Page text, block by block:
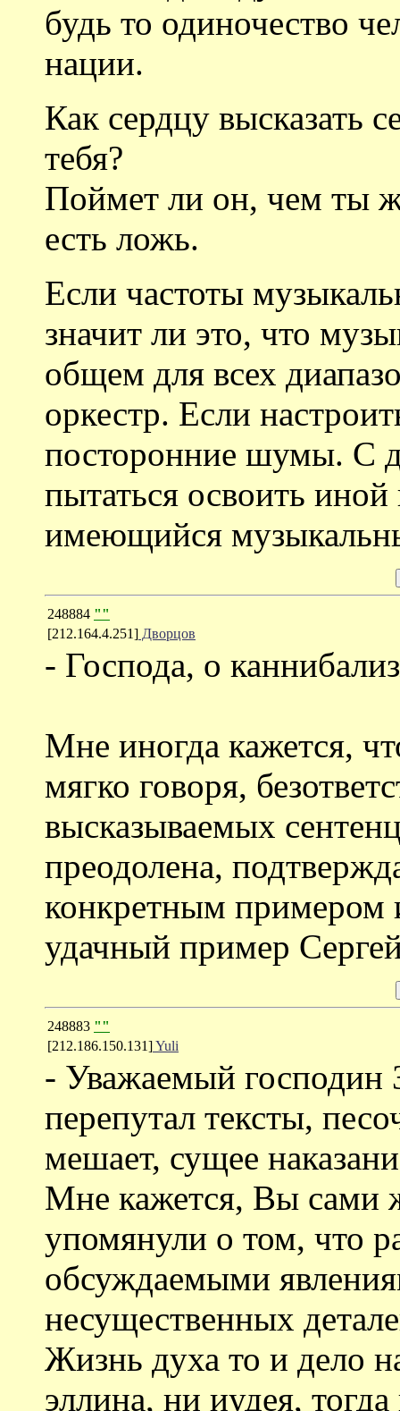
будь то одиночество
нации.
Как сердцу высказать
тебя?
Поймет ли он, чем ты
есть ложь.
Если частоты
значит ли это, что
общем для всех
оркестр. Если
посторонние шумы. С
пытаться освоить иной
имеющийся
248884 ""
[212.164.4.251] Дворцов
- Господа, о
Мне иногда кажется,
мягко говоря,
высказываемых
преодолена,
конкретным примером
удачный пример
248883 ""
[212.186.150.131]Yuli
- Уважаемый господин
перепутал тексты,
мешает, сущее
Мне кажется, Вы сами
упомянули о том, что
обсуждаемыми
несущественных
Жизнь духа то и дело
эллина, ни иудея,